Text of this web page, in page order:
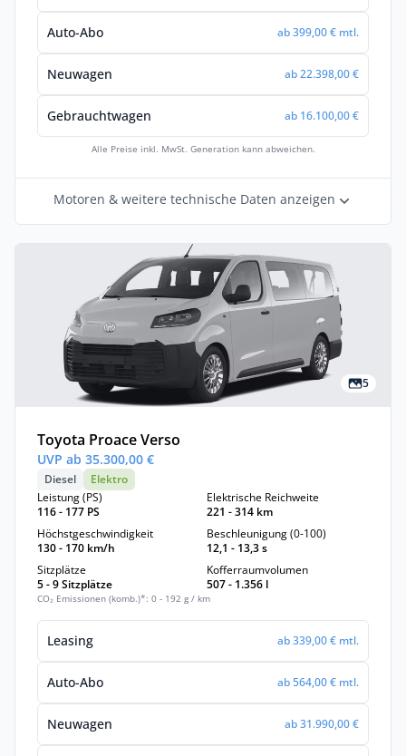
Auto-Abo ab 399,00 € mtl.
Neuwagen ab 22.398,00 €
Gebrauchtwagen ab 16.100,00 €
Alle Preise inkl. MwSt. Generation kann abweichen.
Motoren & weitere technische Daten anzeigen
5
Toyota Proace Verso
UVP ab 35.300,00 €
Diesel
Elektro
Leistung (PS)
116 - 177 PS
Elektrische Reichweite
221 - 314 km
Höchstgeschwindigkeit
130 - 170 km/h
Beschleunigung (0-100)
12,1 - 13,3 s
Sitzplätze
5 - 9 Sitzplätze
Kofferraumvolumen
507 - 1.356 l
CO₂ Emissionen (komb.)*: 0 - 192 g / km
Leasing ab 339,00 € mtl.
Auto-Abo ab 564,00 € mtl.
Neuwagen ab 31.990,00 €